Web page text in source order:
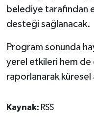
belediye tarafından
desteği sağlanacak.
Program sonunda
yerel etkileri hem de
raporlanarak küresel
Kaynak: RSS